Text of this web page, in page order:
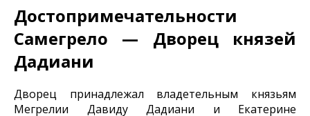
Достопримечательности
Самегрело — Дворец князей
Дадиани
Дворец принадлежал владетельным князьям
Мегрелии Давиду Дадиани и Екатерине